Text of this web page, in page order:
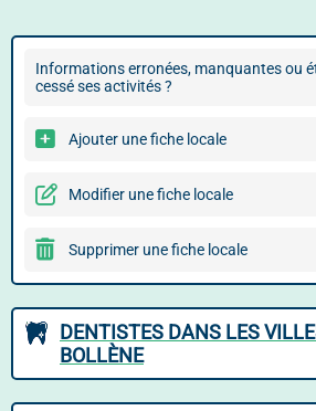
Informations erronées, manquantes ou
cessé ses activités ?
Ajouter une fiche locale
Modifier une fiche locale
Supprimer une fiche locale
DENTISTES DANS LES
BOLLÈNE